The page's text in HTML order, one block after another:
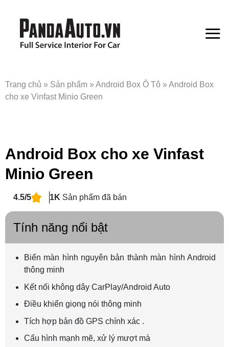
Trang chủ » Sản phẩm »Android Box Ô Tô »Android Box
cho xe Vinfast Minio Green
Android Box cho xe Vinfast
Minio Green
4.5/5 1K Sản phẩm đã bán
Tính năng nổi bật
Biến màn hình nguyên bản thành màn hình Android
thông minh
Kết nối không dây CarPlay/Android Auto
Điều khiển giọng nói thông minh
Tích hợp bản đồ GPS chính xác.
Cấu hình mạnh mẽ, xử lý mượt mà